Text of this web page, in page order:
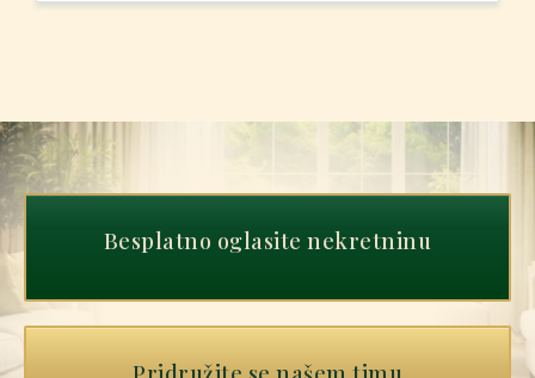
Besplatno oglasite nekretninu